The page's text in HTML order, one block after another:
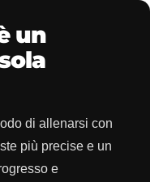
un
di allenarsi con
più precise e un
e